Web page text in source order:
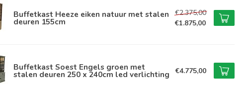
Buffetkast Heeze eiken natuur met stalen
deuren 155cm
€2.375,00
€1.875,00
Buffetkast Soest Engels groen met
stalen deuren 250 x 240cm led verlichting €4.775,00